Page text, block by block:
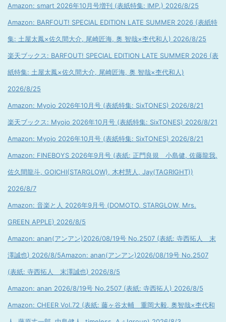
Amazon: smart 2026年10月号増刊 (表紙特集: IMP.) 2026/8/25
Amazon: BARFOUT! SPECIAL EDITION LATE SUMMER 2026 (表紙特
集: 土屋太鳳×佐久間大介, 尾崎匠海, 奥 智哉×杢代和人) 2026/8/25
楽天ブックス: BARFOUT! SPECIAL EDITION LATE SUMMER 2026 (表
紙特集: 土屋太鳳×佐久間大介, 尾崎匠海, 奥 智哉×杢代和人)
2026/8/25
Amazon: Myojo 2026年10月号 (表紙特集: SixTONES) 2026/8/21
楽天ブックス: Myojo 2026年10月号 (表紙特集: SixTONES) 2026/8/21
Amazon: Myojo 2026年10月号 (表紙特集: SixTONES) 2026/8/21
Amazon: FINEBOYS 2026年9月号 (表紙: 正門良規 小島健, 佐藤龍我,
佐久間龍斗, GOICHI(STARGLOW), 木村慧人, Jay(TAGRIGHT))
2026/8/7
Amazon: 音楽と人 2026年9月号 (DOMOTO, STARGLOW, Mrs.
GREEN APPLE) 2026/8/5
Amazon: anan(アンアン)2026/08/19号 No.2507 (表紙: 寺西拓人 末
澤誠也) 2026/8/5Amazon: anan(アンアン)2026/08/19号 No.2507
(表紙: 寺西拓人 末澤誠也) 2026/8/5
Amazon: anan 2026/8/19号 No.2507 (表紙: 寺西拓人) 2026/8/5
Amazon: CHEER Vol.72 (表紙: 藤ヶ谷太輔 重岡大毅, 奥智哉×杢代和